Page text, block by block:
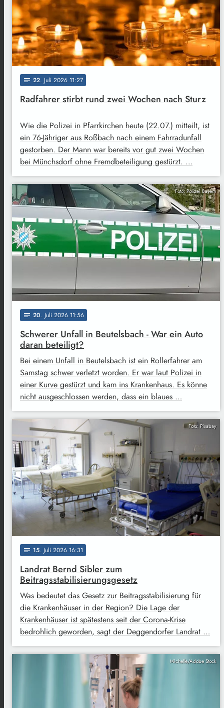
notes 22. Juli 2026 11:27
Radfahrer stirbt rund zwei Wochen nach Sturz
Wie die Polizei in Pfarrkirchen heute (22.07.) mitteilt, ist
ein 76-Jähriger aus Roßbach nach einem Fahrradunfall
gestorben. Der Mann war bereits vor gut zwei Wochen
bei Münchsdorf ohne Fremdbeteiligung gestürzt. …
Foto: Polizei Bayern
notes 20. Juli 2026 11:56
Schwerer Unfall in Beutelsbach - War ein Auto
daran beteiligt?
Bei einem Unfall in Beutelsbach ist ein Rollerfahrer am
Samstag schwer verletzt worden. Er war laut Polizei in
einer Kurve gestürzt und kam ins Krankenhaus. Es könne
nicht ausgeschlossen werden, dass ein blaues …
Foto: Pixabay
notes 15. Juli 2026 16:31
Landrat Bernd Sibler zum
Beitragsstabilisierungsgesetz
Was bedeutet das Gesetz zur Beitragsstabilisierung für
die Krankenhäuser in der Region? Die Lage der
Krankenhäuser ist spätestens seit der Corona-Krise
bedrohlich geworden, sagt der Deggendorfer Landrat …
Michelle/Adobe Stock